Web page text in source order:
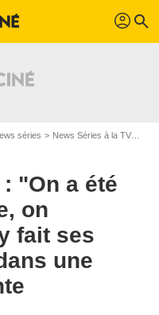
profil search
séries News Séries à la TV
"On a été
on
fait ses
une